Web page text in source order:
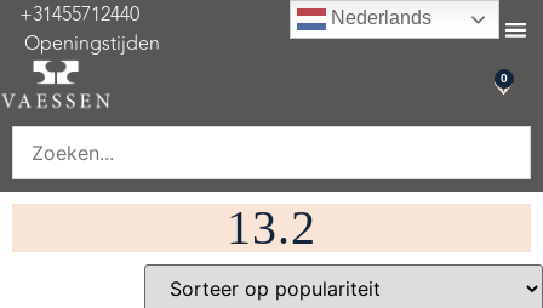
+31455712440
Openingstijden
0
13.2
Nederlands